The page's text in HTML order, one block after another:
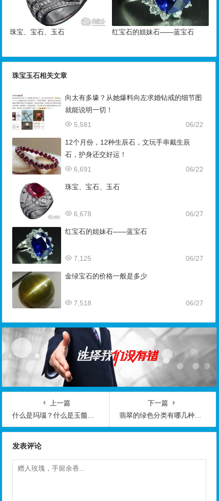
珠宝、宝石、玉石 红宝石的姐妹石——蓝宝石
珠宝玉石相关文章
向太有多壕？从她爆料向左求婚钻戒的细节图
就能说明一切！
06/22
5,581
12个月份，12种生辰石，文玩手串戴生辰
石，护身还交好运！
06/22
6,691
珠宝、宝石、玉石
06/27
6,678
红宝石的姐妹石——蓝宝石
06/27
7,125
金绿宝石的价格一般是多少
06/27
7,518
上一篇
什么是玛瑙？什么是玉髓？区别玛瑙和玉髓的技巧
下一篇
翡翠的绿色分类有哪几种看看翡翠绿色分类图就行
发表评论